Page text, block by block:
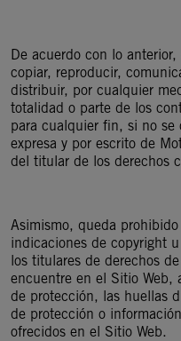
De acuerdo con lo
copiar, reproducir,
distribuir, por cualquier
totalidad o parte de los
para cualquier fin, si no se
expresa y por escrito de
del titular de los derechos
Asimismo, queda
indicaciones de copyright
los titulares de derechos
encuentre en el Sitio Web,
de protección, las huellas
de protección o
ofrecidos en el Sitio Web.